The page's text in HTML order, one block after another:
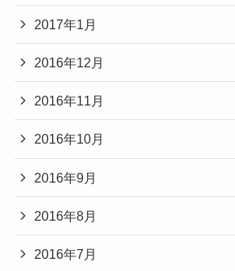
2017年1月
2016年12月
2016年11月
2016年10月
2016年9月
2016年8月
2016年7月